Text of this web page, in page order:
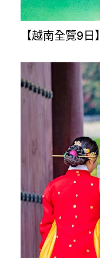
【越南全覽9日】